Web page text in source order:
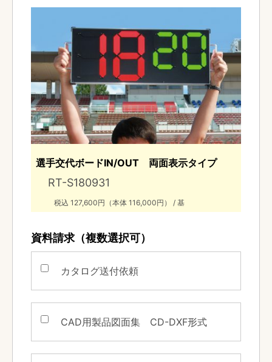
選手交代ボードIN/OUT 両面表示タイプ
RT-S180931
税込 127,600円（本体 116,000円） / 基
資料請求（複数選択可）
カタログ送付依頼
CAD用製品図面集 CD-DXF形式